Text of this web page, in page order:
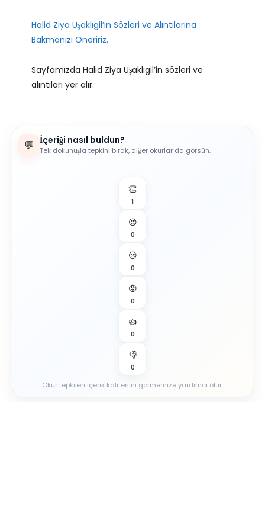
Halid Ziya Uşaklıgil’in Sözleri ve Alıntılarına
Bakmanızı Öneririz.
Sayfamızda Halid Ziya Uşaklıgil’in sözleri ve
alıntıları yer alır.
💬 İçeriği nasıl buldun?
Tek dokunuşla tepkini bırak, diğer okurlar da görsün.
👏
1
😍
0
😢
0
😡
0
👍
0
👎
0
Okur tepkileri içerik kalitesini görmemize yardımcı olur.